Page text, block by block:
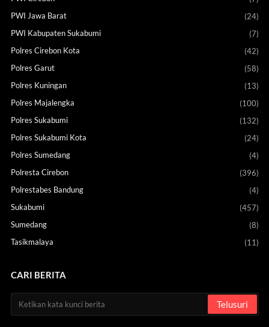
PWI Jawa Barat
(24)
PWI Kabupaten Sukabumi
(7)
Polres Cirebon Kota
(42)
Polres Garut
(58)
Polres Kuningan
(13)
Polres Majalengka
(100)
Polres Sukabumi
(132)
Polres Sukabumi Kota
(24)
Polres Sumedang
(4)
Polresta Cirebon
(396)
Polrestabes Bandung
(4)
Sukabumi
(457)
Sumedang
(8)
Tasikmalaya
(11)
CARI BERITA